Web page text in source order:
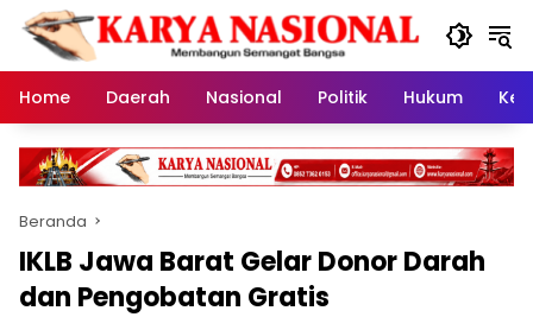
Langsung
konten
Home
Daerah Nasional Politik Hukum
Beranda
IKLB Jawa Barat Gelar Donor Darah
dan Pengobatan Gratis